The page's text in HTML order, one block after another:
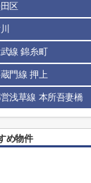
区
線 錦糸町
門線 押上
浅草線 本所吾妻橋
め物件